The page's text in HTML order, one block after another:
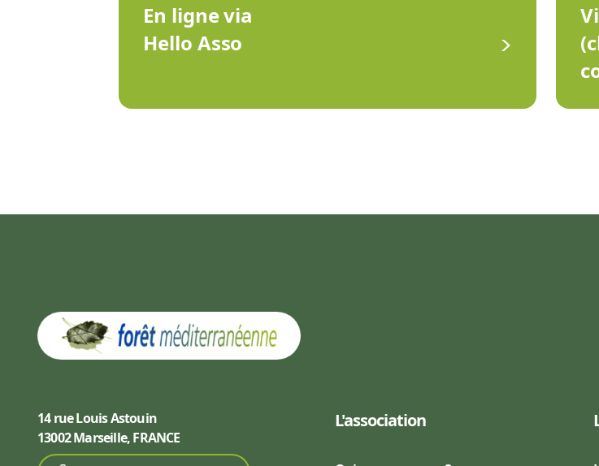
En ligne via
Hello Asso
14 rue Louis Astouin
13002 Marseille, FRANCE
L'association